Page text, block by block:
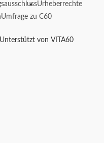
Urheberrechte
Umfrage zu C60
Unterstützt von VITA60